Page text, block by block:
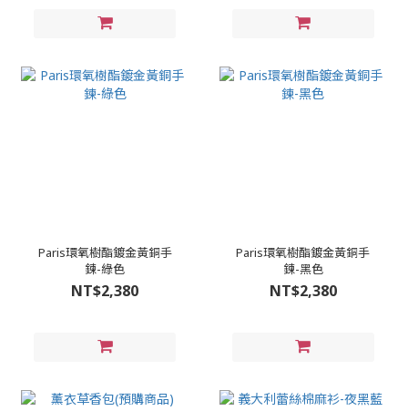
Paris環氧樹酯鍍金黃銅手
鍊-綠色
NT$2,380
Paris環氧樹酯鍍金黃銅手
鍊-黑色
NT$2,380